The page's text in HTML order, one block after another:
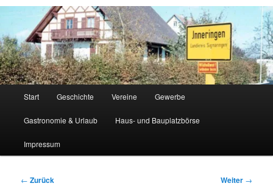
Start Geschichte Vereine Gewerbe
Gastronomie & Urlaub Haus- und Bauplatzbörse
Impressum
Beitragsnavigation
← Zurück Weiter →